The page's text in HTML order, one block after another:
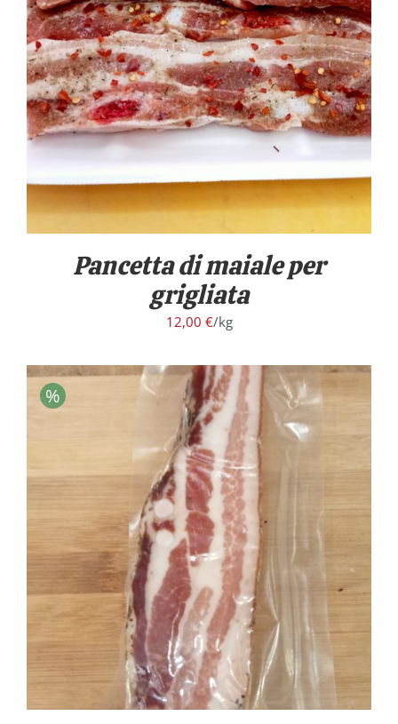
/ DETTAGLI
Pancetta di maiale per
grigliata
12,00 €/kg
%
DETTAGLI